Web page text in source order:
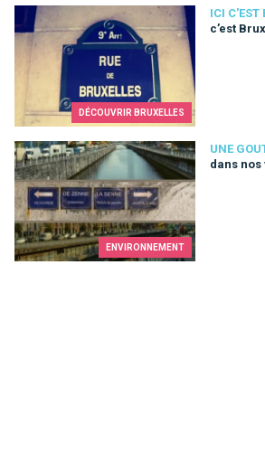
DÉCOUVRIR BRUXELLES
ICI C'EST
c’est
Paris, c’est Bruxelles : la preuve !
ENVIRONNEMENT
UNE
dans nos
La Senne coule dans nos veines